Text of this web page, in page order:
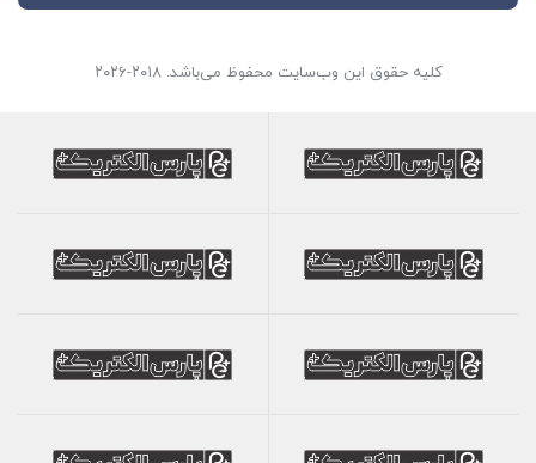
کلیه حقوق این وب‌سایت محفوظ می‌باشد. ۲۰۱۸-۲۰۲۶